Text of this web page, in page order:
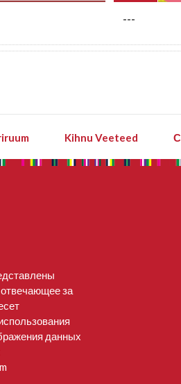
---
Kihnu Veeteed
за
данных